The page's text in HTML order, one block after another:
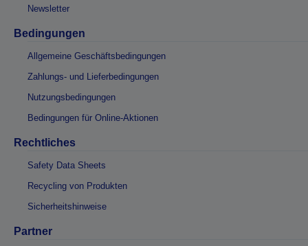
Newsletter
Bedingungen
Allgemeine Geschäftsbedingungen
Zahlungs- und Lieferbedingungen
Nutzungsbedingungen
Bedingungen für Online-Aktionen
Rechtliches
Safety Data Sheets
Recycling von Produkten
Sicherheitshinweise
Partner